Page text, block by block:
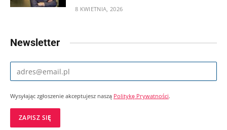
8 KWIETNIA, 2026
Newsletter
Wysyłając zgłoszenie akceptujesz naszą Politykę Prywatności.